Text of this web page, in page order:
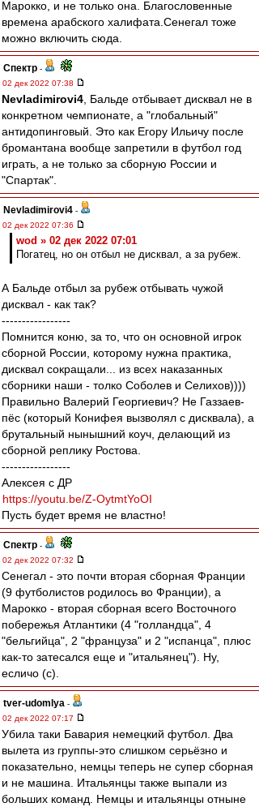
Марокко, и не только она. Благословенные
времена арабского халифата.Сенегал тоже
можно включить сюда.
Спектр -
02 дек 2022 07:38
Nevladimirovi4 , Бальде отбывает дисквал не в
конкретном чемпионате, а "глобальный"
антидопинговый. Это как Егору Ильичу после
бромантана вообще запретили в футбол год
играть, а не только за сборную России и
"Спартак".
Nevladimirovi4 -
02 дек 2022 07:36
wod » 02 дек 2022 07:01
Погатец, но он отбыл не дисквал, а за рубеж.
А Бальде отбыл за рубеж отбывать чужой
дисквал - как так?
-----------------
Помнится коню, за то, что он основной игрок
сборной России, которому нужна практика,
дисквал сокращали... из всех наказанных
сборники наши - толко Соболев и Селихов))))
Правильно Валерий Георгиевич? Не Газзаев-
пёс (который Конифея вызволял с дисквала), а
брутальный нынышний коуч, делающий из
сборной реплику Ростова.
-----------------
Алексея с ДР
https://youtu.be/Z-OytmtYoOI
Пусть будет время не властно!
Спектр -
02 дек 2022 07:32
Сенегал - это почти вторая сборная Франции
(9 футболистов родилось во Франции), а
Марокко - вторая сборная всего Восточного
побережья Атлантики (4 "голландца", 4
"бельгийца", 2 "француза" и 2 "испанца", плюс
как-то затесался еще и "итальянец"). Ну,
есличо (с).
tver-udomlya -
02 дек 2022 07:17
Убила таки Бавария немецкий футбол. Два
вылета из группы-это слишком серьёзно и
показательно, немцы теперь не супер сборная
и не машина. Итальянцы также выпали из
больших команд. Немцы и итальянцы отныне